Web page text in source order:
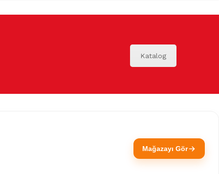
Katalog
Mağazayı Gör